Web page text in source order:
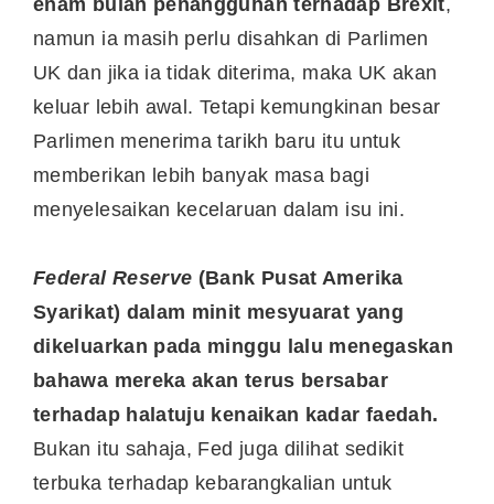
namun ia masih perlu disahkan di Parlimen
UK dan jika ia tidak diterima, maka UK akan
keluar lebih awal. Tetapi kemungkinan besar
Parlimen menerima tarikh baru itu untuk
memberikan lebih banyak masa bagi
menyelesaikan kecelaruan dalam isu ini.
Federal Reserve (Bank Pusat Amerika
Syarikat) dalam minit mesyuarat yang
dikeluarkan pada minggu lalu menegaskan
bahawa mereka akan terus bersabar
terhadap halatuju kenaikan kadar faedah.
Bukan itu sahaja, Fed juga dilihat sedikit
terbuka terhadap kebarangkalian untuk